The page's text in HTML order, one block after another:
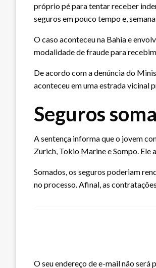
próprio pé para tentar receber
seguros em pouco tempo e,
O caso aconteceu na Bahia e
modalidade de fraude para
De acordo com a denúncia do
aconteceu em uma estrada vicinal
Seguros
A sentença informa que o jovem
Zurich, Tokio Marine e Sompo. Ele
Somados, os seguros poderiam
no processo. Afinal, as
O seu endereço de e-mail não será